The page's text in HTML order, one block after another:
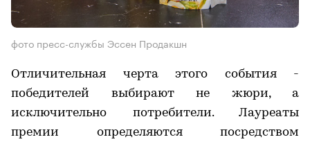
фото пресс-службы Эссен Продакшн
Отличительная черта этого события -
победителей выбирают не жюри, а
исключительно потребители. Лауреаты
премии определяются посредством